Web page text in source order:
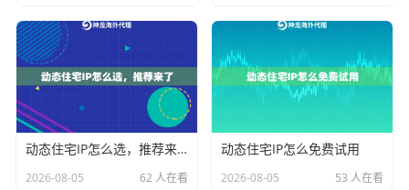
能调度系统会根据用户业务场景自动匹配IP资源量，避
免不必要的IP占用。例如：
数据采集场景采用 阶梯式IP轮换
长期连接需求启用固定时段IP保留
在IP更换频率方面，合规服务商会设置动态阈值控制。
神龙海外代理IP的智能风控系统会实时监测目标网站的
动态住宅IP怎么选，推荐来了
2026-08-05 62 人在看
动态住宅IP怎么免费试用
2026-08-05 53 人在看